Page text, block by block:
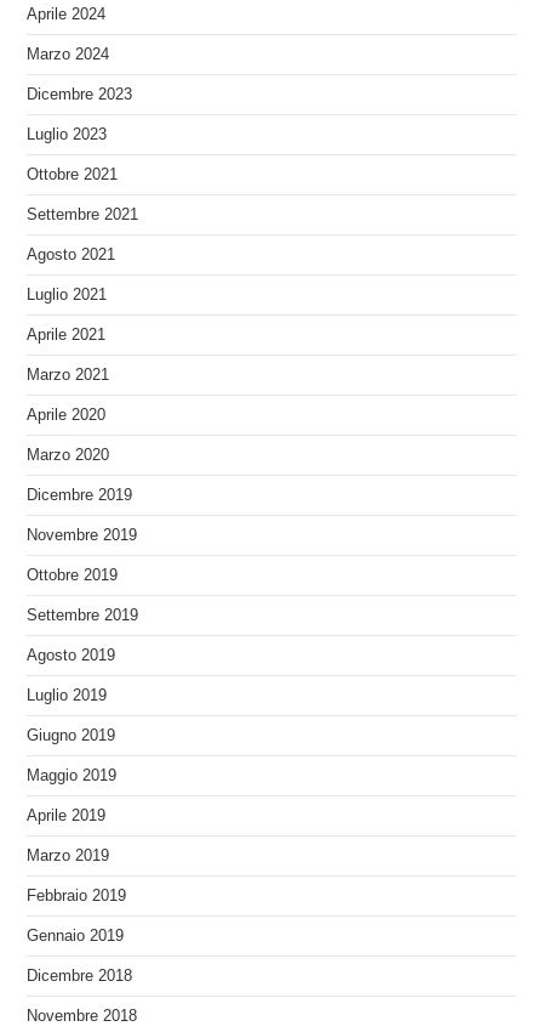
Aprile 2024
Marzo 2024
Dicembre 2023
Luglio 2023
Ottobre 2021
Settembre 2021
Agosto 2021
Luglio 2021
Aprile 2021
Marzo 2021
Aprile 2020
Marzo 2020
Dicembre 2019
Novembre 2019
Ottobre 2019
Settembre 2019
Agosto 2019
Luglio 2019
Giugno 2019
Maggio 2019
Aprile 2019
Marzo 2019
Febbraio 2019
Gennaio 2019
Dicembre 2018
Novembre 2018